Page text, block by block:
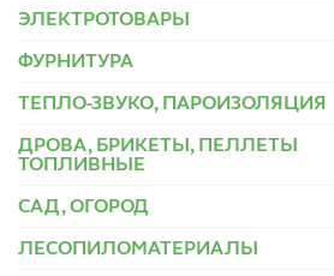
ЭЛЕКТРОТОВАРЫ
ФУРНИТУРА
ТЕПЛО-ЗВУКО, ПАРОИЗОЛЯЦИЯ
ДРОВА, БРИКЕТЫ, ПЕЛЛЕТЫ
ТОПЛИВНЫЕ
САД, ОГОРОД
ЛЕСОПИЛОМАТЕРИАЛЫ